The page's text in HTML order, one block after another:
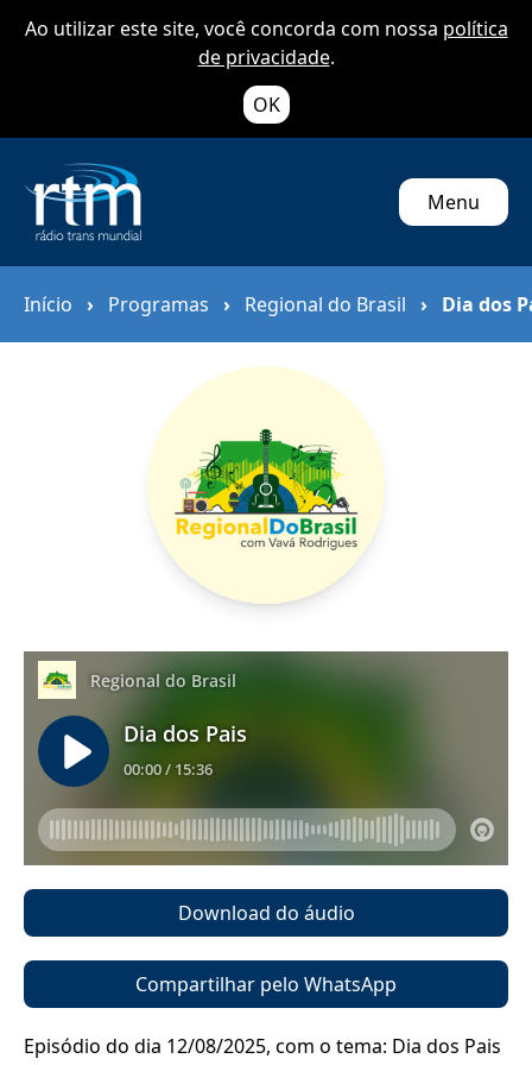
Ao utilizar este site, você concorda com nossa política
de privacidade.
OK
Menu
Início › Programas › Regional do Brasil › Dia dos
Download do áudio
Compartilhar pelo WhatsApp
Episódio do dia 12/08/2025, com o tema: Dia dos Pais